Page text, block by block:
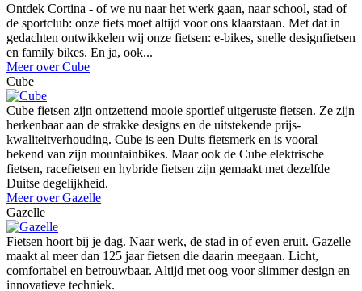
Ontdek Cortina - of we nu naar het werk gaan, naar school, stad of
de sportclub: onze fiets moet altijd voor ons klaarstaan. Met dat in
gedachten ontwikkelen wij onze fietsen: e-bikes, snelle designfietsen
en family bikes. En ja, ook...
Meer over Cube
Cube
Cube fietsen zijn ontzettend mooie sportief uitgeruste fietsen. Ze zijn
herkenbaar aan de strakke designs en de uitstekende prijs-
kwaliteitverhouding. Cube is een Duits fietsmerk en is vooral
bekend van zijn mountainbikes. Maar ook de Cube elektrische
fietsen, racefietsen en hybride fietsen zijn gemaakt met dezelfde
Duitse degelijkheid.
Meer over Gazelle
Gazelle
Fietsen hoort bij je dag. Naar werk, de stad in of even eruit. Gazelle
maakt al meer dan 125 jaar fietsen die daarin meegaan. Licht,
comfortabel en betrouwbaar. Altijd met oog voor slimmer design en
innovatieve techniek.